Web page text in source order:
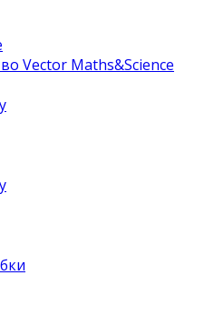
Vector Maths&Science